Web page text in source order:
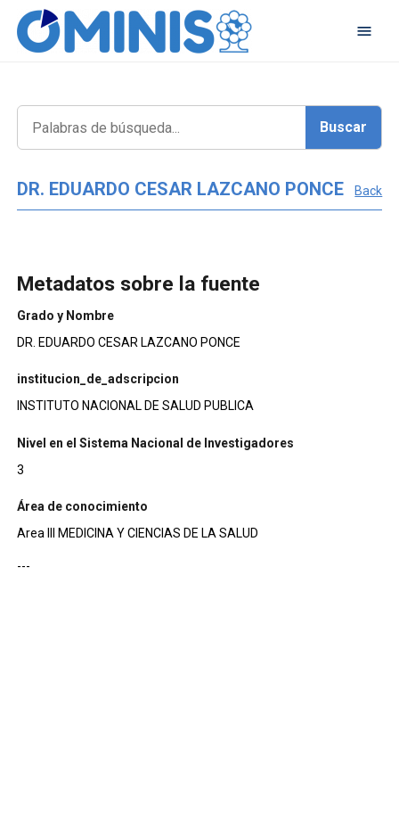
DR. EDUARDO CESAR LAZCANO PONCE Back
Metadatos sobre la fuente
Grado y Nombre
DR. EDUARDO CESAR LAZCANO PONCE
institucion_de_adscripcion
INSTITUTO NACIONAL DE SALUD PUBLICA
Nivel en el Sistema Nacional de Investigadores
3
Área de conocimiento
Area III MEDICINA Y CIENCIAS DE LA SALUD
---